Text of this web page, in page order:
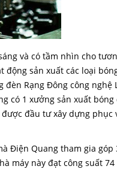
và có tầm nhìn cho
sản xuất các loại
Rạng Đông công nghệ
có 1 xưởng sản xuất bóng
đầu tư xây dựng phục
Điện Quang tham gia góp
máy này đạt công suất 74